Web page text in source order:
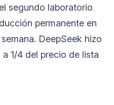
segundo laboratorio
permanente en
DeepSeek hizo
1/4 del precio de lista